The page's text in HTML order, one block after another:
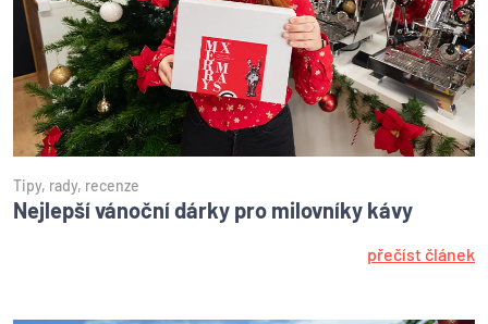
Tipy, rady, recenze
Nejlepší vánoční dárky pro milovníky kávy
přečíst článek